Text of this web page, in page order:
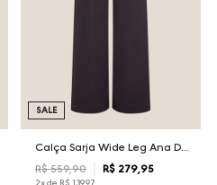
Calça Sarja Wide Leg Ana Dudalina Feminina
R$ 559,90 R$ 279, 95
2x de R$ 139,97
SALE